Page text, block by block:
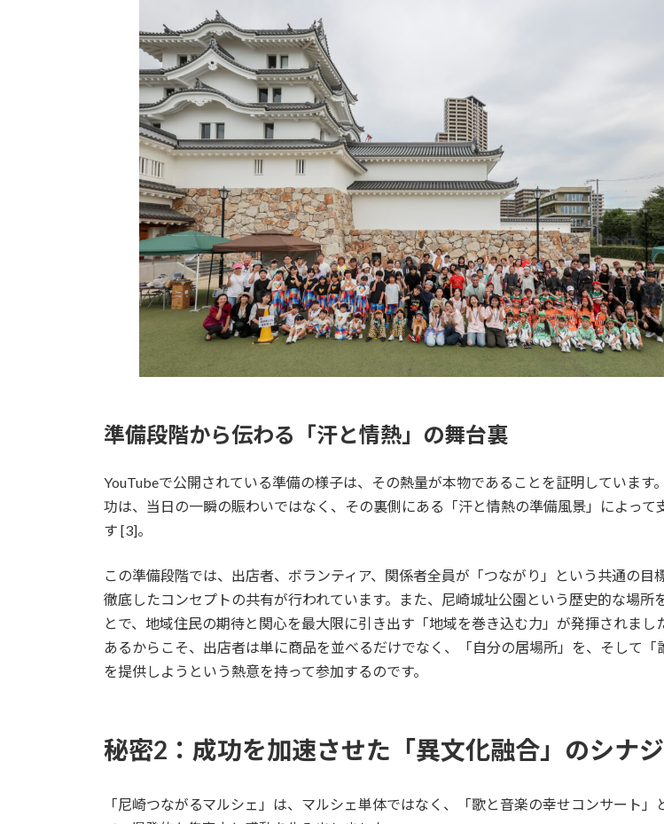
準備段階から伝わる「汗と情熱」の舞台裏
YouTubeで公開されている準備の様子は、その熱量が本物であることを証明しています
功は、当日の一瞬の賑わいではなく、その裏側にある「汗と情熱の準備風景」によって
す [3]。
この準備段階では、出店者、ボランティア、関係者全員が「つながり」という共通の目
徹底したコンセプトの共有が行われています。また、尼崎城址公園という歴史的な場所
とで、地域住民の期待と関心を最大限に引き出す「地域を巻き込む力」が発揮されまし
あるからこそ、出店者は単に商品を並べるだけでなく、「自分の居場所」を、そして「
を提供しようという熱意を持って参加するのです。
秘密2：成功を加速させた「異文化融合」のシナ
「尼崎つながるマルシェ」は、マルシェ単体ではなく、「歌と音楽の幸せコンサート」